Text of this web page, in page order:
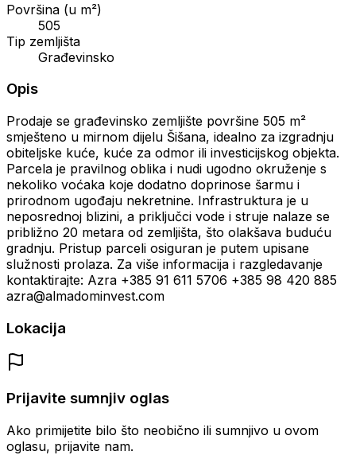
Površina (u m²)
505
Tip zemljišta
Građevinsko
Opis
Prodaje se građevinsko zemljište površine 505 m²
smješteno u mirnom dijelu Šišana, idealno za izgradnju
obiteljske kuće, kuće za odmor ili investicijskog objekta.
Parcela je pravilnog oblika i nudi ugodno okruženje s
nekoliko voćaka koje dodatno doprinose šarmu i
prirodnom ugođaju nekretnine. Infrastruktura je u
neposrednoj blizini, a priključci vode i struje nalaze se
približno 20 metara od zemljišta, što olakšava buduću
gradnju. Pristup parceli osiguran je putem upisane
služnosti prolaza. Za više informacija i razgledavanje
kontaktirajte: Azra +385 91 611 5706 +385 98 420 885
azra@almadominvest.com
Lokacija
Prijavite sumnjiv oglas
Ako primijetite bilo što neobično ili sumnjivo u ovom
oglasu, prijavite nam.